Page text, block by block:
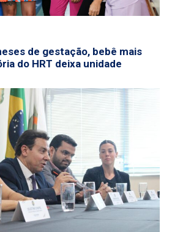
de gestação, bebê mais
do HRT deixa unidade